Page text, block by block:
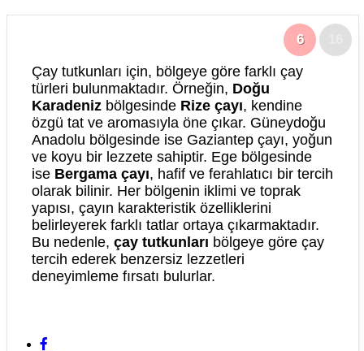
6
Çay tutkunları için, bölgeye göre farklı çay
türleri bulunmaktadır. Örneğin, Doğu
Karadeniz bölgesinde Rize çayı, kendine
özgü tat ve aromasıyla öne çıkar. Güneydoğu
Anadolu bölgesinde ise Gaziantep çayı, yoğun
ve koyu bir lezzete sahiptir. Ege bölgesinde
ise Bergama çayı, hafif ve ferahlatıcı bir tercih
olarak bilinir. Her bölgenin iklimi ve toprak
yapısı, çayın karakteristik özelliklerini
belirleyerek farklı tatlar ortaya çıkarmaktadır.
Bu nedenle, çay tutkunları bölgeye göre çay
tercih ederek benzersiz lezzetleri
deneyimleme fırsatı bulurlar.